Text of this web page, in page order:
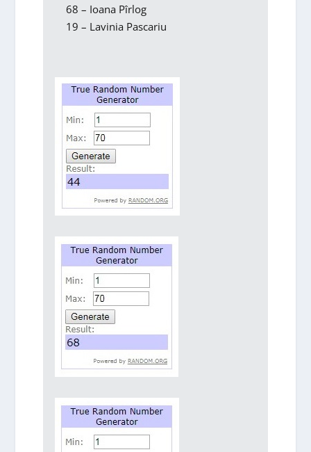
68 – Ioana Pîrlog
19 – Lavinia Pascariu